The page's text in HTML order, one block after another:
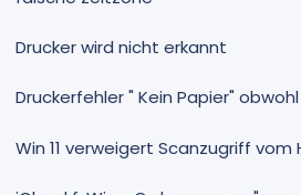
Drucker wird nicht erkannt
Druckerfehler " Kein Papier"
Win 11 verweigert Scanzugriff vom